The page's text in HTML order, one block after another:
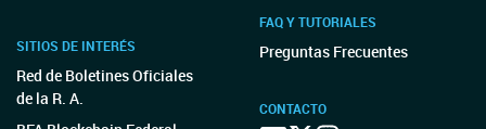
SITIOS DE INTERÉS
Red de Boletines Oficiales
de la R. A.
FAQ Y TUTORIALES
Preguntas Frecuentes
CONTACTO